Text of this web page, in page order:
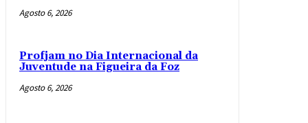
Agosto 6, 2026
Profjam no Dia Internacional da
Juventude na Figueira da Foz
Agosto 6, 2026